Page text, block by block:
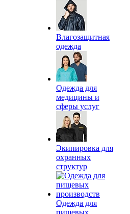
Влагозащитная
одежда
Одежда для
медицины и
сферы услуг
Экипировка для
охранных
структур
Одежда для
пищевых